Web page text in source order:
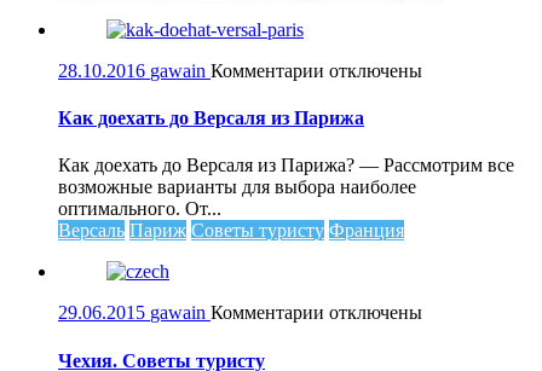
28.10.2016 gawain Комментарии к
Как
доехать
Версаля
из
Парижа
отключены
Как доехать до Версаля из Парижа
Как доехать до Версаля из Парижа? — Рассмотрим все
возможные варианты для выбора наиболее
оптимального. От...
Версаль Париж Советы туристу Франция
29.06.2015 gawain Комментарии котключены
Чехия. Советы туристу